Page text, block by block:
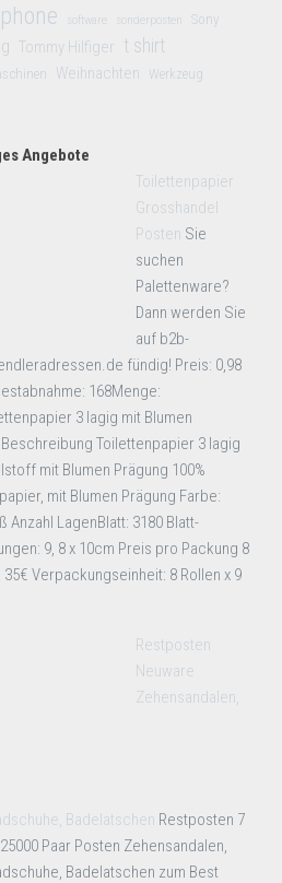
software sonderposten Sony
Tommy Hilfiger t shirt
Weihnachten Werkzeug
Angebote
Toilettenpapier
Grosshandel
Posten Sie
suchen
Palettenware?
Dann werden Sie
auf b2b-
fündig! Preis: 0,98
168Menge:
3 lagig mit Blumen
Toilettenpapier 3 lagig
mit Blumen Prägung 100%
mit Blumen Prägung Farbe:
Anzahl LagenBlatt: 3180 Blatt-
9, 8 x 10cm Preis pro Packung 8
35€ Verpackungseinheit: 8 Rollen x 9
Restposten
Neuware
Zehensandalen,
Badelatschen Restposten 7
Paar Posten Zehensandalen,
Badelatschen zum Best